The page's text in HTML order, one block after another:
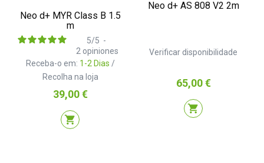
Neo d+ MYR Class B 1.5
m
Receba-o em: 1-2 Dias /
Recolha na loja
5/5 -
2 opiniones
Preço
39,00 €
shopping_cart
Neo d+ AS 808 V2 2m
Verificar disponibilidade
Preço
65,00 €
shopping_cart